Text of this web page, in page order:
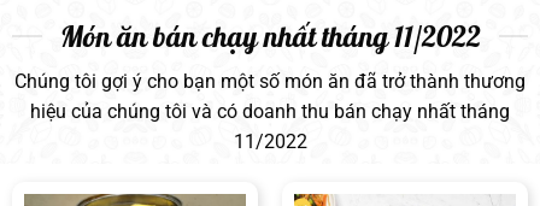
Món ăn bán chạy nhất tháng 11/2022
Chúng tôi gợi ý cho bạn một số món ăn đã trở thành thương
hiệu của chúng tôi và có doanh thu bán chạy nhất tháng
11/2022